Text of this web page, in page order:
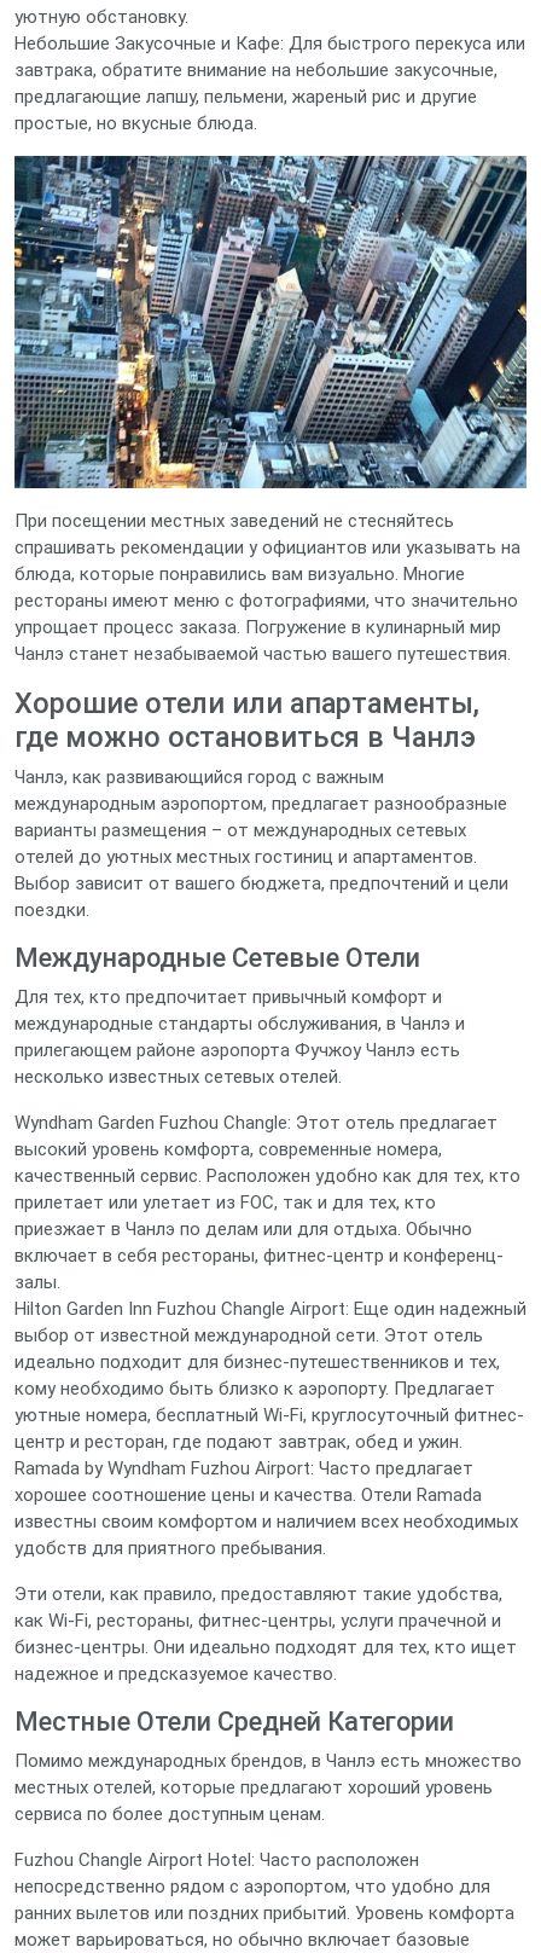
уютную обстановку.
Небольшие Закусочные и Кафе: Для быстрого перекуса или
завтрака, обратите внимание на небольшие закусочные,
предлагающие лапшу, пельмени, жареный рис и другие
простые, но вкусные блюда.
При посещении местных заведений не стесняйтесь
спрашивать рекомендации у официантов или указывать на
блюда, которые понравились вам визуально. Многие
рестораны имеют меню с фотографиями, что значительно
упрощает процесс заказа. Погружение в кулинарный мир
Чанлэ станет незабываемой частью вашего путешествия.
Хорошие отели или апартаменты,
где можно остановиться в Чанлэ
Чанлэ, как развивающийся город с важным
международным аэропортом, предлагает разнообразные
варианты размещения – от международных сетевых
отелей до уютных местных гостиниц и апартаментов.
Выбор зависит от вашего бюджета, предпочтений и цели
поездки.
Международные Сетевые Отели
Для тех, кто предпочитает привычный комфорт и
международные стандарты обслуживания, в Чанлэ и
прилегающем районе аэропорта Фучжоу Чанлэ есть
несколько известных сетевых отелей.
Wyndham Garden Fuzhou Changle: Этот отель предлагает
высокий уровень комфорта, современные номера,
качественный сервис. Расположен удобно как для тех, кто
прилетает или улетает из FOC, так и для тех, кто
приезжает в Чанлэ по делам или для отдыха. Обычно
включает в себя рестораны, фитнес-центр и конференц-
залы.
Hilton Garden Inn Fuzhou Changle Airport: Еще один надежный
выбор от известной международной сети. Этот отель
идеально подходит для бизнес-путешественников и тех,
кому необходимо быть близко к аэропорту. Предлагает
уютные номера, бесплатный Wi-Fi, круглосуточный фитнес-
центр и ресторан, где подают завтрак, обед и ужин.
Ramada by Wyndham Fuzhou Airport: Часто предлагает
хорошее соотношение цены и качества. Отели Ramada
известны своим комфортом и наличием всех необходимых
удобств для приятного пребывания.
Эти отели, как правило, предоставляют такие удобства,
как Wi-Fi, рестораны, фитнес-центры, услуги прачечной и
бизнес-центры. Они идеально подходят для тех, кто ищет
надежное и предсказуемое качество.
Местные Отели Средней Категории
Помимо международных брендов, в Чанлэ есть множество
местных отелей, которые предлагают хороший уровень
сервиса по более доступным ценам.
Fuzhou Changle Airport Hotel: Часто расположен
непосредственно рядом с аэропортом, что удобно для
ранних вылетов или поздних прибытий. Уровень комфорта
может варьироваться, но обычно включает базовые